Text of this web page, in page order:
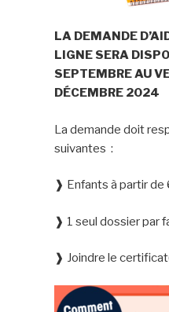
LA DEMANDE
LIGNE SERA
SEPTEMBRE AU
DÉCEMBRE 2024
La demande doit
suivantes :
❱ Enfants à partir de
❱ 1 seul dossier par
❱ Joindre le